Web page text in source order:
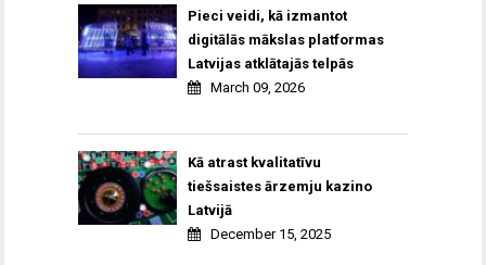
Pieci veidi, kā izmantot
digitālās mākslas platformas
Latvijas atklātajās telpās
March 09, 2026
Kā atrast kvalitatīvu
tiešsaistes ārzemju kazino
Latvijā
December 15, 2025